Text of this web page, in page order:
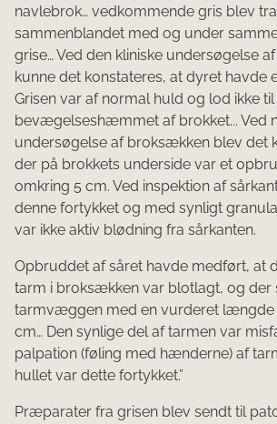
navlebrok… vedkommende gris blev
sammen­blandet med og under
grise… Ved den kliniske undersøgelse
kunne det konstateres, at dyret hav­de
Grisen var af normal huld og lod ikke
bevægelseshæmmet af brokket... Ved
undersøgelse af broksækken blev det
der på brokkets underside var et
omkring 5 cm. Ved inspektion af
denne fortykket og med synligt
var ikke aktiv blødning fra sår­kanten.
Opbruddet af såret havde medført, at
tarm i broksækken var blotlagt, og der
tarmvæggen med en vurderet længde
cm… Den synlige del af tarmen var
palpation (føling med hænderne) af
hullet var dette fortykket.”
Præparater fra grisen blev sendt til